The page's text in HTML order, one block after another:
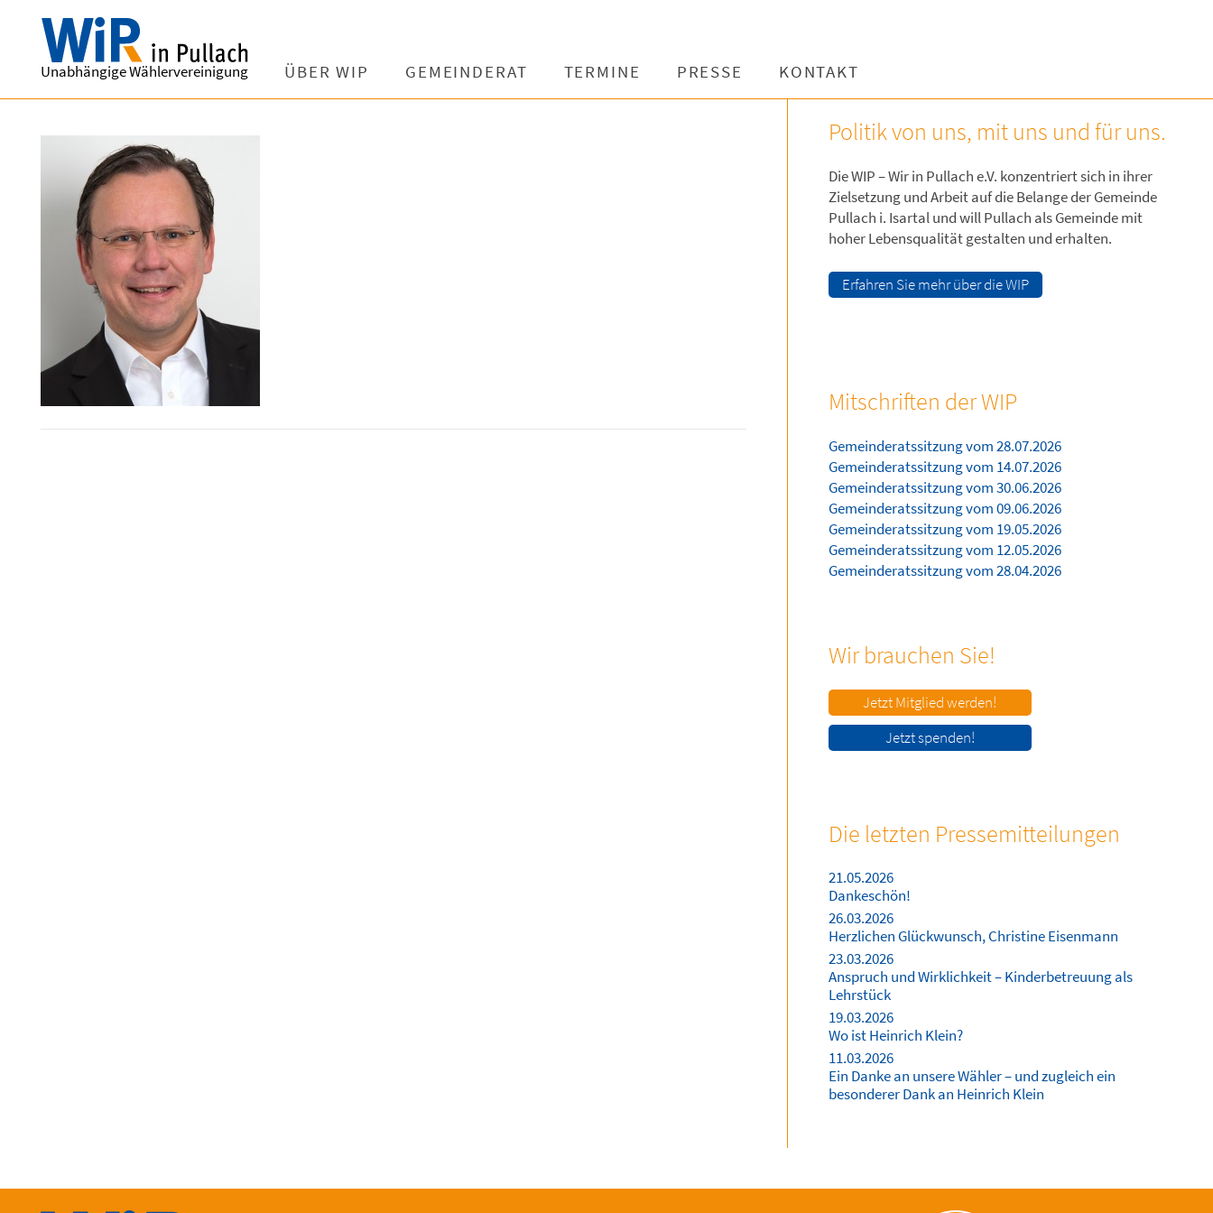
Unabhängige Wählervereinigung ÜBER WIP GEMEINDERAT TERMINE PRESSE KONTAKT
Politik von uns, mit uns und für uns.
Die WIP – Wir in Pullach e.V. konzentriert sich in ihrer
Zielsetzung und Arbeit auf die Belange der Gemeinde
Pullach i. Isartal und will Pullach als Gemeinde mit
hoher Lebensqualität gestalten und erhalten.
Erfahren Sie mehr über die WIP
Mitschriften der WIP
Gemeinderatssitzung vom 28.07.2026
Gemeinderatssitzung vom 14.07.2026
Gemeinderatssitzung vom 30.06.2026
Gemeinderatssitzung vom 09.06.2026
Gemeinderatssitzung vom 19.05.2026
Gemeinderatssitzung vom 12.05.2026
Gemeinderatssitzung vom 28.04.2026
Wir brauchen Sie!
Jetzt Mitglied werden!
Jetzt spenden!
Die letzten Pressemitteilungen
21.05.2026
Dankeschön!
26.03.2026
Herzlichen Glückwunsch, Christine Eisenmann
23.03.2026
Anspruch und Wirklichkeit – Kinderbetreuung als
Lehrstück
19.03.2026
Wo ist Heinrich Klein?
11.03.2026
Ein Danke an unsere Wähler – und zugleich ein
besonderer Dank an Heinrich Klein